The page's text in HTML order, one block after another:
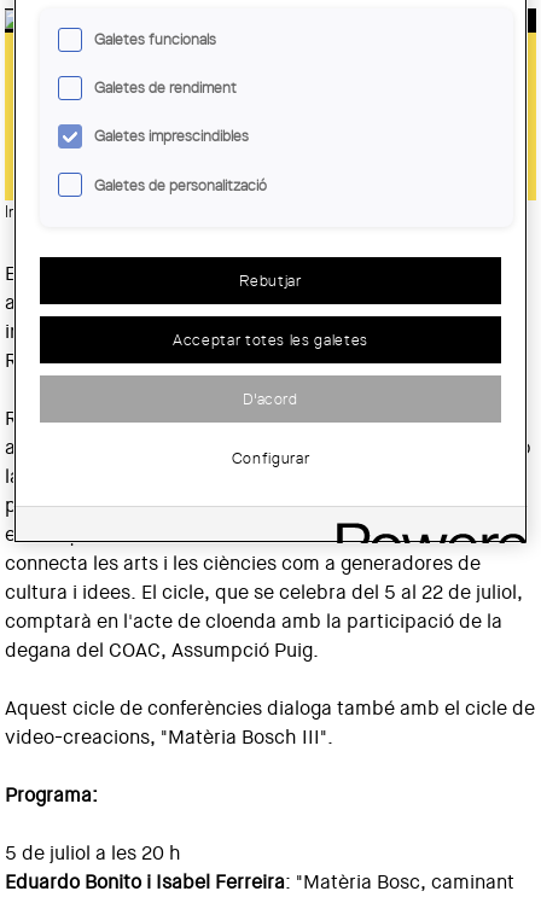
EL COAC COORGANITZA DE NOU EL
PROGRAMA OBERT DE L'RCR
SUMMER WORKSHOP
Imatge:
El COAC coorganitza novament el Programa Obert que
acompanya l'RCR Summer Workshop, un taller
internacional que cada estiu organitzen RCR Arquitectes i
RCR BUNKA Fundació Privada.
RCR Talks és un cicle de conferències i converses sobre
arquitectura i paisatge, obertes al públic, que compta amb
la participació de destacats artistes i professionals
provinents del món de l'arquitectura, la fotografia, les arts
escèniques, la dansa i el món audiovisual, entre d'altres, i
connecta les arts i les ciències com a generadores de
cultura i idees. El cicle, que se celebra del 5 al 22 de juliol,
comptarà en l'acte de cloenda amb la participació de la
degana del COAC, Assumpció Puig.
Aquest cicle de conferències dialoga també amb el cicle de
video-creacions, "Matèria Bosch III".
Programa:
5 de juliol a les 20 h
Eduardo Bonito i Isabel Ferreira: "Matèria Bosc, caminant
Galetes funcionals
Galetes de rendiment
Galetes imprescindibles
Galetes de personalització
Rebutjar
Acceptar totes les galetes
D'acord
Configurar